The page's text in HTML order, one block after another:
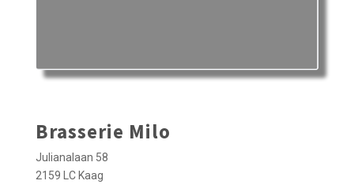
Brasserie Milo
Julianalaan 58
2159 LC Kaag